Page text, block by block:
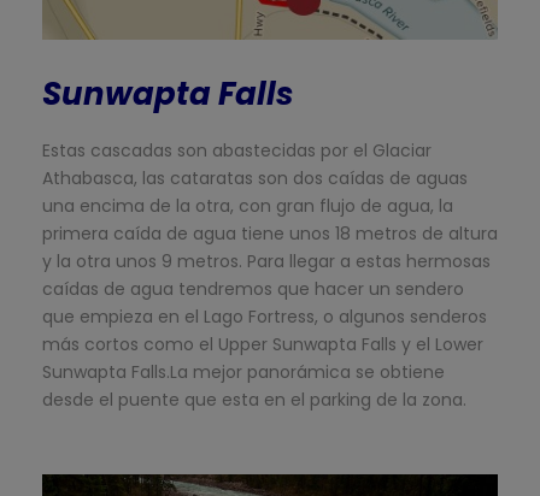
Sunwapta Falls
Estas cascadas son abastecidas por el Glaciar
Athabasca, las cataratas son dos caídas de aguas
una encima de la otra, con gran flujo de agua, la
primera caída de agua tiene unos 18 metros de altura
y la otra unos 9 metros. Para llegar a estas hermosas
caídas de agua tendremos que hacer un sendero
que empieza en el Lago Fortress, o algunos senderos
más cortos como el Upper Sunwapta Falls y el Lower
Sunwapta Falls.La mejor panorámica se obtiene
desde el puente que esta en el parking de la zona.